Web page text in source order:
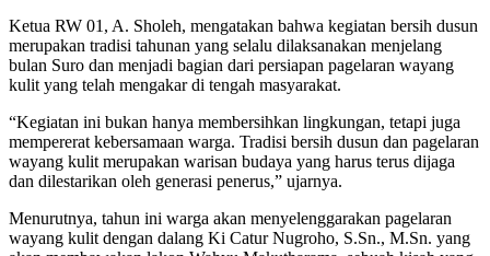
Ketua RW 01, A. Sholeh, mengatakan bahwa kegiatan bersih dusun
merupakan tradisi tahunan yang selalu dilaksanakan menjelang
bulan Suro dan menjadi bagian dari persiapan pagelaran wayang
kulit yang telah mengakar di tengah masyarakat.
“Kegiatan ini bukan hanya membersihkan lingkungan, tetapi juga
mempererat kebersamaan warga. Tradisi bersih dusun dan pagelaran
wayang kulit merupakan warisan budaya yang harus terus dijaga
dan dilestarikan oleh generasi penerus,” ujarnya.
Menurutnya, tahun ini warga akan menyelenggarakan pagelaran
wayang kulit dengan dalang Ki Catur Nugroho, S.Sn., M.Sn. yang